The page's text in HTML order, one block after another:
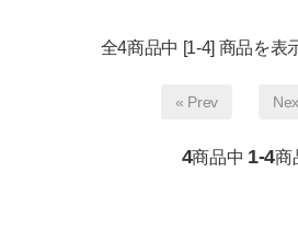
全4商品中 [1-4] 商品を表
« Prev
4商品中 1-4商